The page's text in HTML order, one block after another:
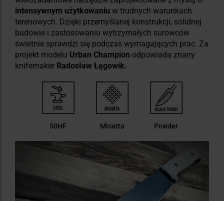
intensywnym użytkowaniu w trudnych warunkach
terenowych. Dzięki przemyślanej konstrukcji, solidnej
budowie i zastosowaniu wytrzymałych surowców
świetnie sprawdzi się podczas wymagających prac. Za
projekt modelu Urban Champion odpowiada znany
knifemaker Radosław Łęgowik.
50HF Micarta Powder